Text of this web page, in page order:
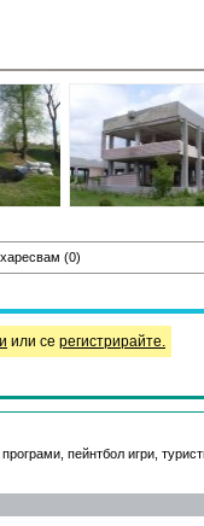
харесвам (0)
или се регистрирайте.
пейнтбол игри,